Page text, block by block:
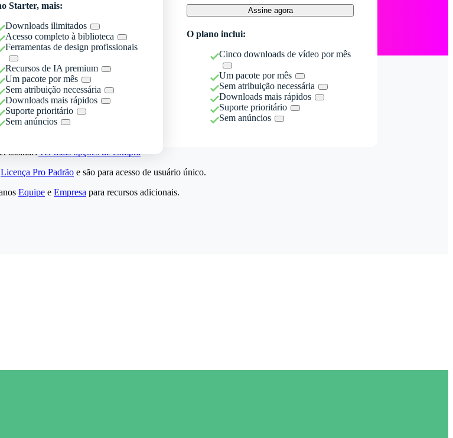
Starter, mais:
Downloads ilimitados
Acesso completo à biblioteca
Ferramentas de design profissionais
Recursos de IA premium
Um pacote por mês
Sem atribuição necessária
Downloads mais rápidos
Suporte prioritário
Sem anúncios
Assine agora
O plano inclui:
Cinco downloads de vídeo por mês
Um pacote por mês
Sem atribuição necessária
Downloads mais rápidos
Suporte prioritário
Sem anúncios
assinar?Ver mais opções de compra
Licença Pro Padrão e são para acesso de usuário único.
Equipe e Empresa para recursos adicionais.